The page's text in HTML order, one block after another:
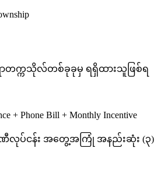
က္ကသိုလ်တစ်ခုခုမှ ရရှိထားသူဖြစ်ရ
+ Phone Bill + Monthly Incentive
ဏီလုပ်ငန်း အတွေ့အကြုံ အနည်းဆုံး (၃)